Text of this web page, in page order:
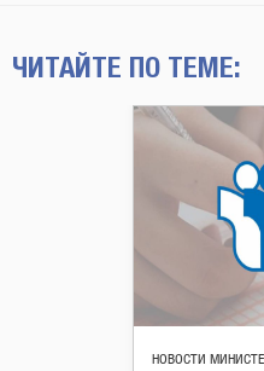
ЧИТАЙТЕ ПО ТЕМЕ:
НОВОСТИ